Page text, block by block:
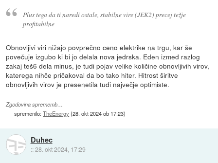
Plus tega da ti naredi ostale, stabilne vire (JEK2) precej težje
profitabilne
Obnovljivi viri nižajo povprečno ceno elektrike na trgu, kar še
povečuje izgubo ki bi jo delala nova jedrska. Eden izmed razlog
zakaj teš6 dela minus, je tudi pojav velike količine obnovljivih virov,
katerega nihče pričakoval da bo tako hiter. Hitrost širitve
obnovljivih virov je presenetila tudi največje optimiste.
Zgodovina sprememb…
spremenilo:TheEnergy (28. okt 2024 ob 17:23)
Duhec
::28. okt 2024, 17:29